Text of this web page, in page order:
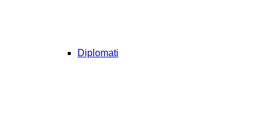
Diplomati